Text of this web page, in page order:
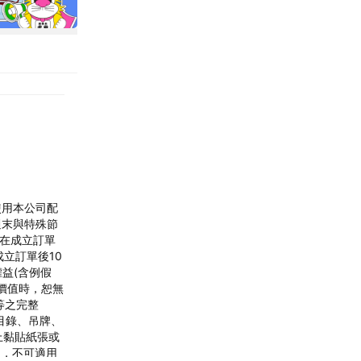
本公司配
與特殊節
成立訂單
訂單後10
(含例假
值時，恕無
之完整
、吊牌、
貼紙張或
不可適用